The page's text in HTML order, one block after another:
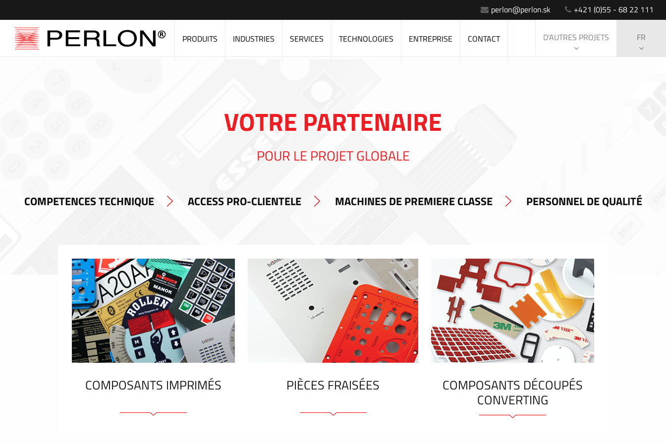
perlon@perlon.sk +421 (0)55 - 68 22 111
PRODUITS INDUSTRIES SERVICES TECHNOLOGIES ENTREPRISE CONTACT D'AUTRES PROJETS FR
VOTRE PARTENAIRE
POUR LE PROJET GLOBALE
COMPETENCES TECHNIQUE ACCESS PRO-CLIENTELE MACHINES DE PREMIERE CLASSE PERSONNEL DE QUALITÉ
COMPOSANTS IMPRIMÉS PIÈCES FRAISÉES COMPOSANTS DÉCOUPÉS
CONVERTING